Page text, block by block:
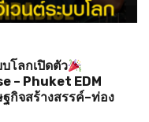
โลกเปิดตัว
– Phuket EDM
กิจสร้างสรรค์–ท่อง